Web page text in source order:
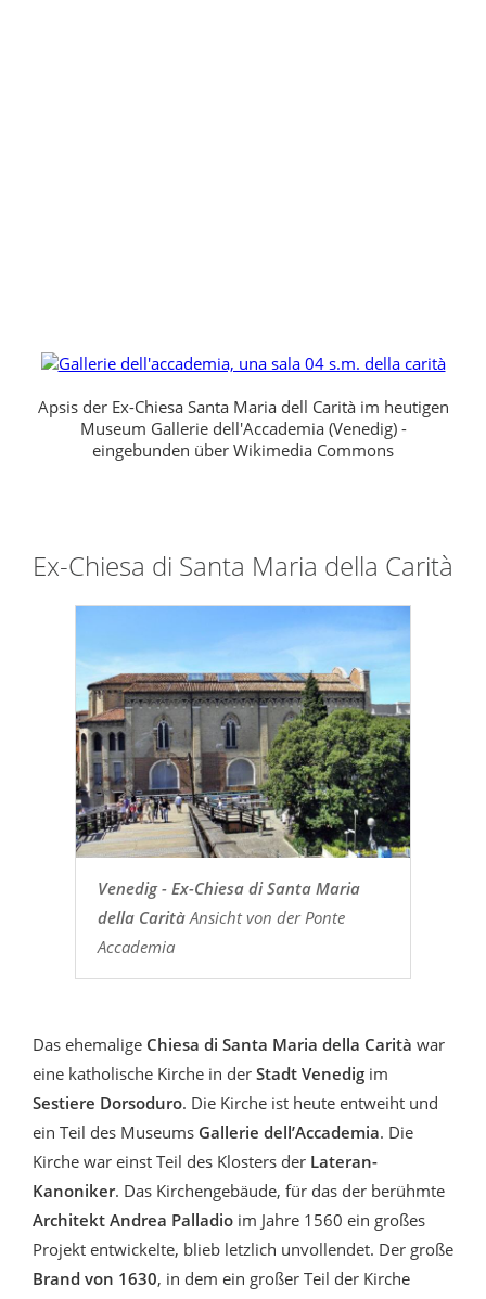
Apsis der Ex-Chiesa Santa Maria dell Carità im heutigen
Museum Gallerie dell'Accademia (Venedig) -
eingebunden über Wikimedia Commons
Ex-Chiesa di Santa Maria della Carità
Venedig - Ex-Chiesa di Santa Maria
della CaritàAnsicht von der Ponte
Accademia
Das ehemalige Chiesa di Santa Maria della Carità war
eine katholische Kirche in der Stadt Venedig im
Sestiere Dorsoduro. Die Kirche ist heute entweiht und
ein Teil des Museums Gallerie dell’Accademia. Die
Kirche war einst Teil des Klosters der Lateran-
Kanoniker. Das Kirchengebäude, für das der berühmte
Architekt Andrea Palladio im Jahre 1560 ein großes
Projekt entwickelte, blieb letzlich unvollendet. Der große
Brand von 1630, in dem ein großer Teil der Kirche